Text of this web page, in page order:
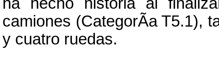
camiones (CategorÃ­a T5.1),
y cuatro ruedas.